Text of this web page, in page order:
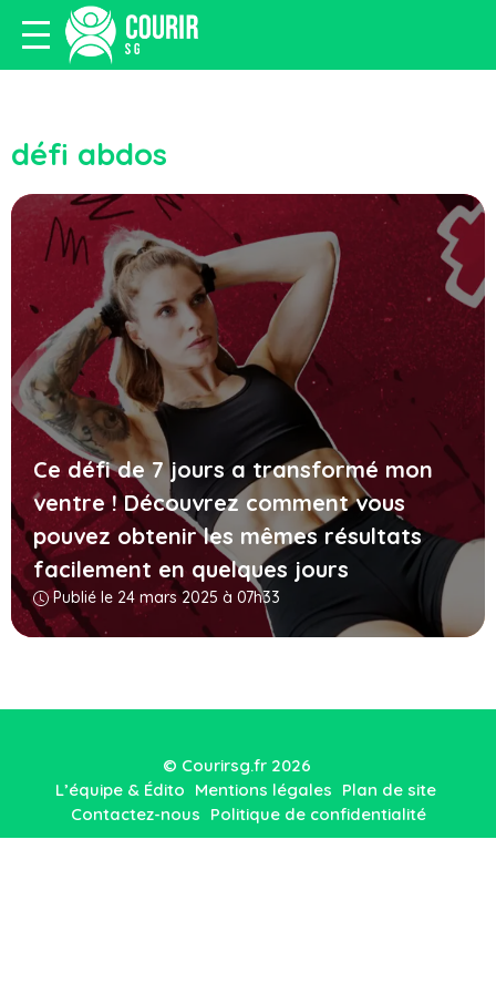
défi abdos
Ce défi de 7 jours a transformé mon
ventre ! Découvrez comment vous
pouvez obtenir les mêmes résultats
facilement en quelques jours
Publié le 24 mars 2025 à 07h33
© Courirsg.fr 2026
L’équipe & Édito Mentions légales Plan de site
Contactez-nous Politique de confidentialité